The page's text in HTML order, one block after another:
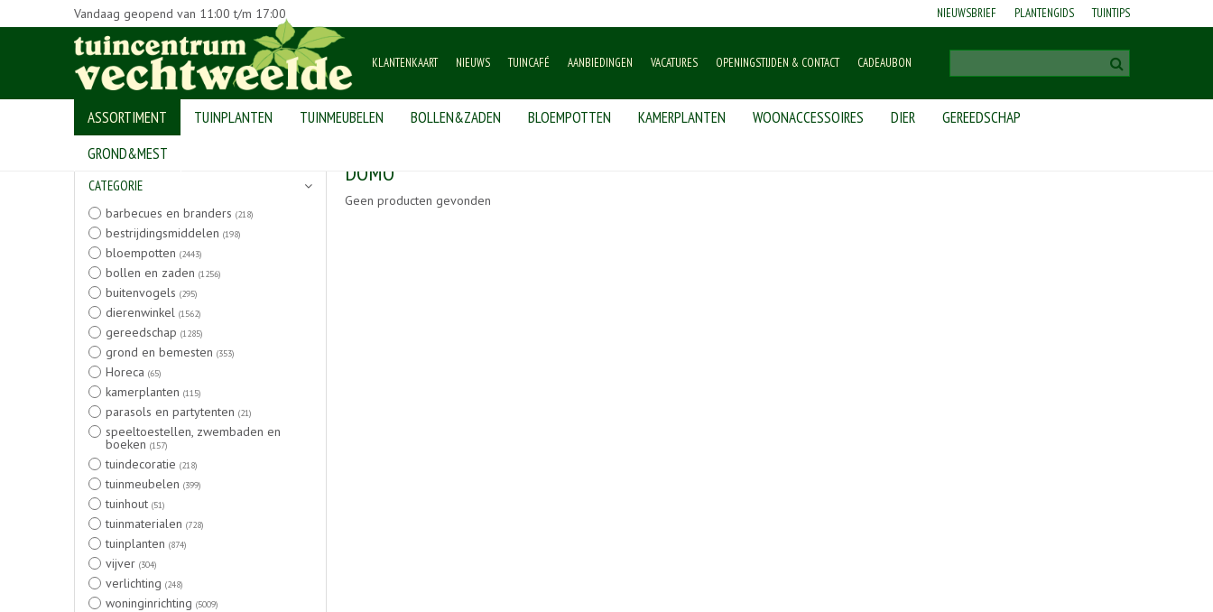
Home > Producten
Vandaag geopend van 11:00 t/m 17:00 NIEUWSBRIEF PLANTENGIDS TUINTIPS
KLANTENKAART NIEUWS TUINCAFÉ AANBIEDINGEN VACATURES OPENINGSTIJDEN & CONTACT CADEAUBON
ASSORTIMENT TUINPLANTEN TUINMEUBELEN BOLLEN&ZADEN BLOEMPOTTEN KAMERPLANTEN WOONACCESSOIRES DIER
GEREEDSCHAP
GROND&MEST
DOMO
Geen producten gevonden
CATEGORIE
barbecues en branders (218)
bestrijdingsmiddelen (198)
bloempotten (2443)
bollen en zaden (1256)
buitenvogels (295)
dierenwinkel (1562)
gereedschap (1285)
grond en bemesten (353)
Horeca (65)
kamerplanten (115)
parasols en partytenten (21)
speeltoestellen, zwembaden en
boeken (157)
tuindecoratie (218)
tuinmeubelen (399)
tuinhout (51)
tuinmaterialen (728)
tuinplanten (874)
vijver (304)
verlichting (248)
woninginrichting (5009)